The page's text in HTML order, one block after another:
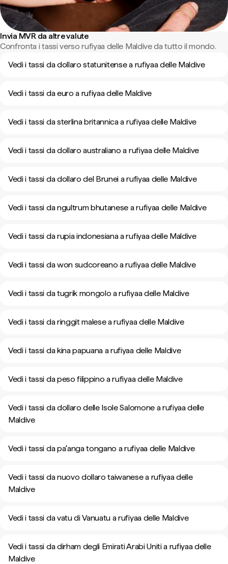
Invia MVR da altre valute
Confronta i tassi verso rufiyaa delle Maldive da tutto il mondo.
Vedi i tassi da dollaro statunitense a rufiyaa delle Maldive
Vedi i tassi da euro a rufiyaa delle Maldive
Vedi i tassi da sterlina britannica a rufiyaa delle Maldive
Vedi i tassi da dollaro australiano a rufiyaa delle Maldive
Vedi i tassi da dollaro del Brunei a rufiyaa delle Maldive
Vedi i tassi da ngultrum bhutanese a rufiyaa delle Maldive
Vedi i tassi da rupia indonesiana a rufiyaa delle Maldive
Vedi i tassi da won sudcoreano a rufiyaa delle Maldive
Vedi i tassi da tugrik mongolo a rufiyaa delle Maldive
Vedi i tassi da ringgit malese a rufiyaa delle Maldive
Vedi i tassi da kina papuana a rufiyaa delle Maldive
Vedi i tassi da peso filippino a rufiyaa delle Maldive
Vedi i tassi da dollaro delle Isole Salomone a rufiyaa delle
Maldive
Vedi i tassi da paʻanga tongano a rufiyaa delle Maldive
Vedi i tassi da nuovo dollaro taiwanese a rufiyaa delle
Maldive
Vedi i tassi da vatu di Vanuatu a rufiyaa delle Maldive
Vedi i tassi da dirham degli Emirati Arabi Uniti a rufiyaa delle
Maldive